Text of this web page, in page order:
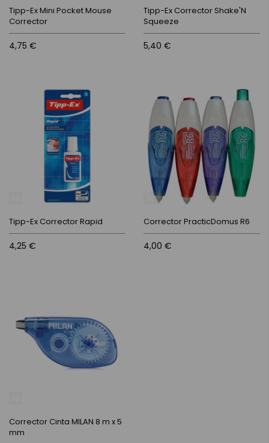
Tipp-Ex Mini Pocket Mouse
Corrector
4,75 €
Tipp-Ex Corrector Shake'N
Squeeze
5,40 €
Tipp-Ex Corrector Rapid
4,25 €
Corrector PracticDomus R6
4,00 €
Corrector Cinta MILAN 8 m x 5
mm